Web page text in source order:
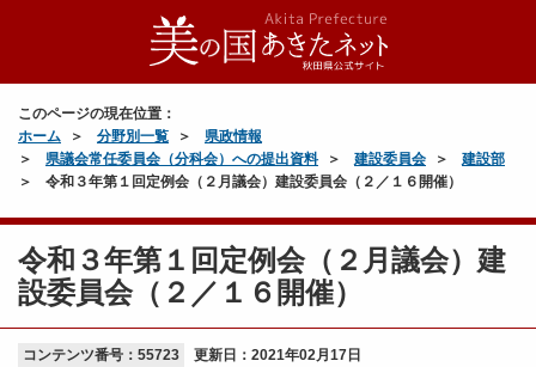
このページの現在位置：
ホーム
分野別一覧
県政情報
県議会常任委員会（分科会）への提出資料
建設委員会
建設部
令和３年第１回定例会（２月議会）建設委員会（２／１６開催）
令和３年第１回定例会（２月議会）建
設委員会（２／１６開催）
コンテンツ番号：55723 更新日： 2021年02月17日